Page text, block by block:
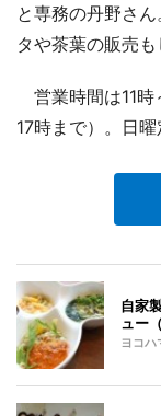
と専務の丹野さ
タや茶葉の販売
営業時間は11時
17時まで）。日曜
自家
ュー
ヨコハ